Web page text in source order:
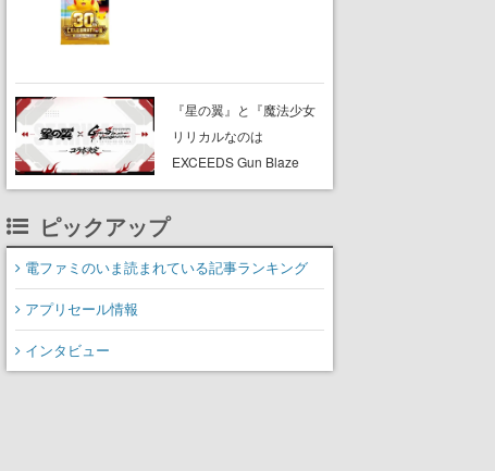
ラッキー」
「FUTURISTIC BOX」の
計3商品
『星の翼』と『魔法少女
リリカルなのは
EXCEEDS Gun Blaze
Vengeance』のコラボが
選3名にプレゼントする企
画を実施中
ピックアップ
電ファミのいま読まれている記事ランキング
アプリセール情報
インタビュー